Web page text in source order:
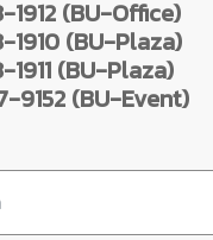
(BU-Office)
(BU-Plaza)
(BU-Plaza)
9152 (BU-Event)